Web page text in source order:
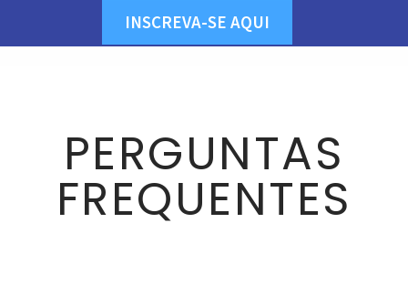
INSCREVA-SE AQUI
PERGUNTAS
FREQUENTES